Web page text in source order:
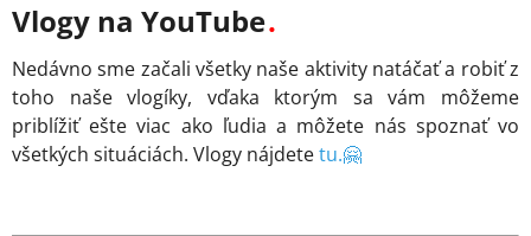
Vlogy na YouTube
Nedávno sme začali všetky naše aktivity natáčať a robiť z
toho naše vlogíky, vďaka ktorým sa vám môžeme
priblížiť ešte viac ako ľudia a môžete nás spoznať vo
všetkých situáciách. Vlogy nájdetetu.🤗